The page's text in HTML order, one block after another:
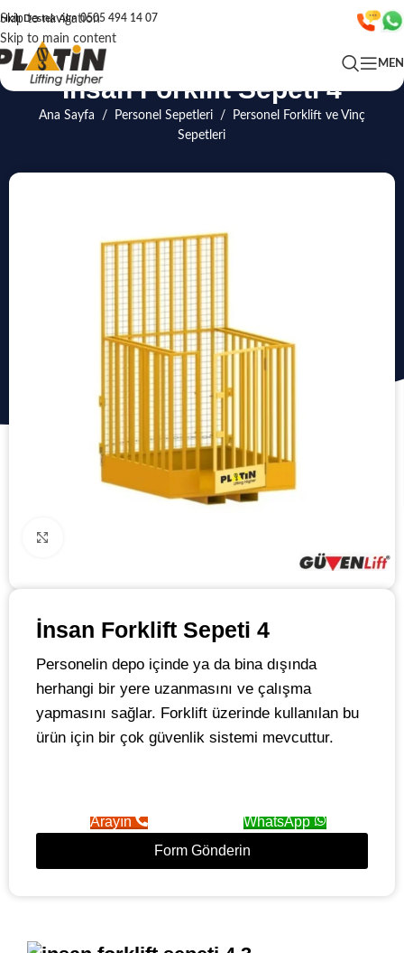
Skip to navigation
Skip to main content
Hızlı Destek Alın0505 494 14 07
İnsan Forklift Sepeti 4
Ana Sayfa / Personel Sepetleri /
Personel Forklift ve Vinç
Sepetleri
İnsan Forklift Sepeti 4
Personelin depo içinde ya da bina dışında
herhangi bir yere uzanmasını ve çalışma
yapmasını sağlar. Forklift üzerinde kullanılan bu
ürün için bir çok güvenlik sistemi mevcuttur.
Arayın
WhatsApp
Form Gönderin